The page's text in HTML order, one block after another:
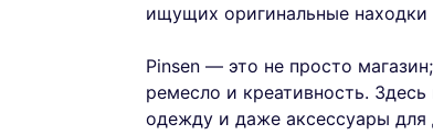
ищущих оригинальные находки
Pinsen — это не просто
ремесло и креативность.
одежду и даже аксессуары для